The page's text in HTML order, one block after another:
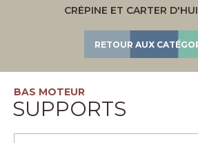
CRÉPINE ET CARTER
RETOUR AUX
BAS MOTEUR
SUPPORTS